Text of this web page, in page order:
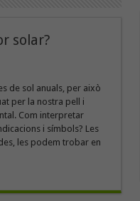
solar?
de sol anuals, per això
per la nostra pell i
Com interpretar
i símbols? Les
les podem trobar en